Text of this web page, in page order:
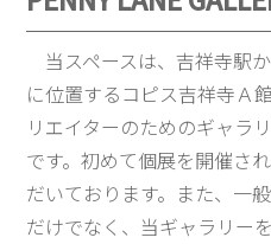
当スペースは、吉祥寺駅
に位置するコピス吉祥寺Ａ
リエイターのためのギャラ
です。初めて個展を開催さ
だいております。また、一
だけでなく、当ギャラリー